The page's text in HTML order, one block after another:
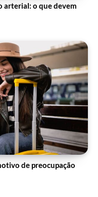
arterial: o que devem
de preocupação